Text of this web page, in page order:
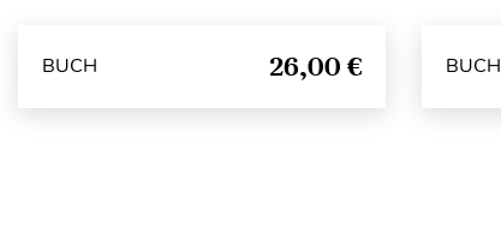
BUCH 26,00 € BUCH